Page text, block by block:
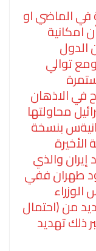
في الماضي او
امكانية
الدول
توالي
في الاذهان
محاولتها
بنسخة
إيران والذي
طهران ففي
الوزراء
من (احتمال
ذلك تهديد